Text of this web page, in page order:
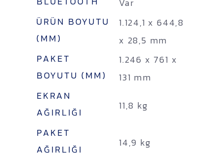
Var
ÜRÜN BOYUTU
(MM)
1.124,1 x 644,8
x 28,5 mm
PAKET
BOYUTU (MM)
1.246 x 761 x
131 mm
EKRAN
AĞIRLIĞI
11,8 kg
PAKET
AĞIRLIĞI
14,9 kg